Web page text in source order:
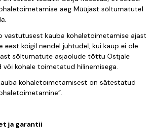
aeg Müüjast sõltumatutel
vastutusest kauba kohaletoimetamise ajast
eest kõigil nendel juhtudel, kui kaup ei ole
sõltumatute asjaolude tõttu Ostjale
kohale toimetatud hilinemisega.
kohaletoimetamisest on sätestatud
ja garantii